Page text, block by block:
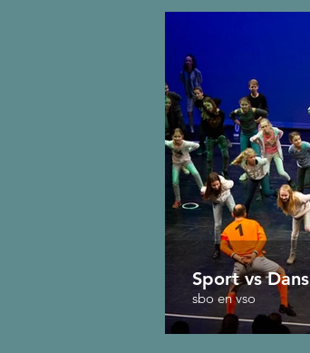
Sport vs Dans
sbo en vso